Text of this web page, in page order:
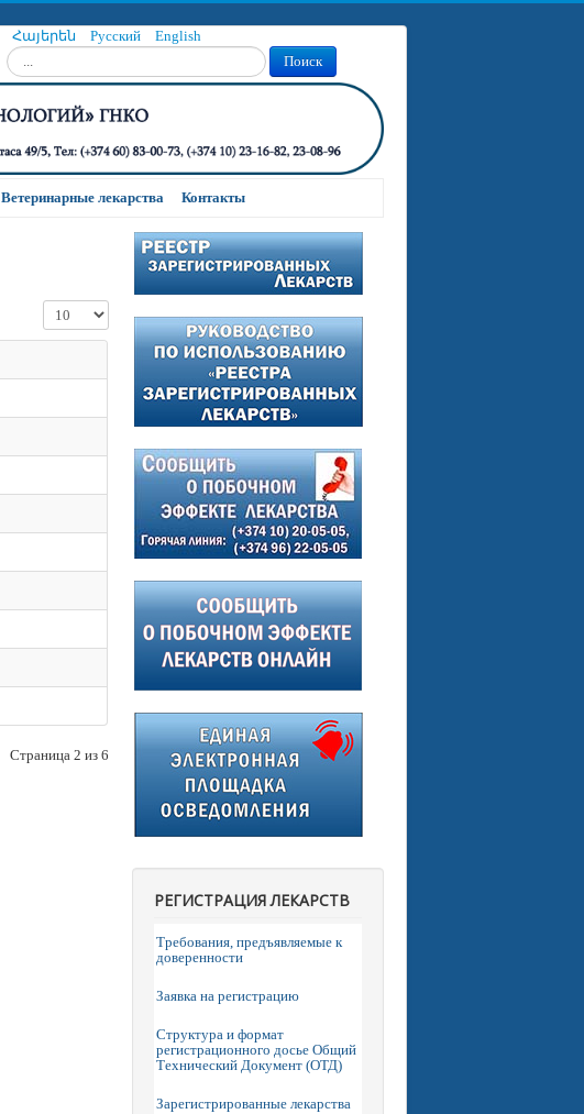
Հայերեն Русский English
Искать... Поиск
Ветеринарные лекарства Контакты
Кол-во строк:
Страница 2 из 6
РЕГИСТРАЦИЯ ЛЕКАРСТВ
Требования, предъявляемые к
доверенности
Заявка на регистрацию
Структура и формат
регистрационного досье Общий
Технический Документ (ОТД)
Зарегистрированные лекарства